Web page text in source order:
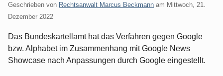
Geschrieben von Rechtsanwalt Marcus Beckmann am Mittwoch, 21.
Dezember 2022
Das Bundeskartellamt hat das Verfahren gegen Google
bzw. Alphabet im Zusammenhang mit Google News
Showcase nach Anpassungen durch Google eingestellt.